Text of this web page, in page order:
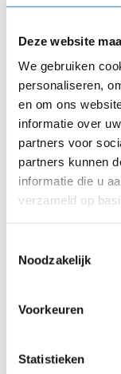
Deze website
We gebruiken
personaliseren,
en om ons
informatie over
partners voor
partners kunnen
informatie die u
verzameld op
Noodzakelijk
Voorkeuren
Statistieken
Kickboard
€29,95